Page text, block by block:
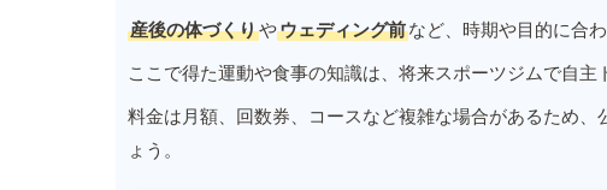
産後の体づくりやウェディング前など、時期や目的に合
ここで得た運動や食事の知識は、将来スポーツジムで自主
料金は月額、回数券、コースなど複雑な場合があるため
ょう。